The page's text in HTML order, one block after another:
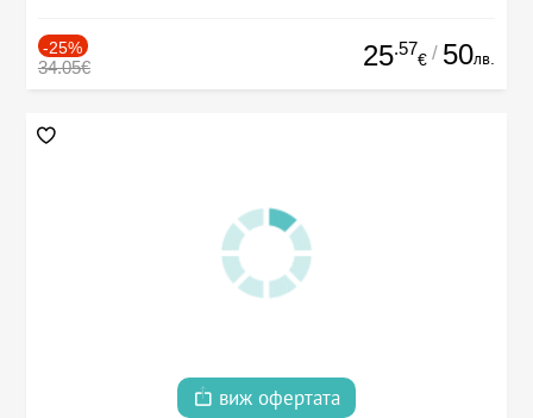
-25%
34.05€ 25.57
€ / 50лв.
виж офертата